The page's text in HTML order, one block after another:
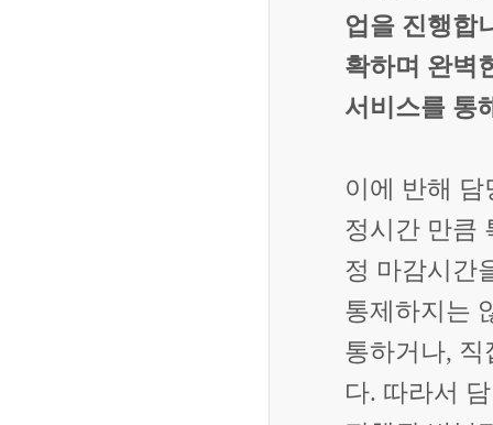
업을 진행합
확하며 완벽
서비스를 통
이에 반해
정시간 만큼
정 마감시간
통제하지는
통하거나,
다. 따라서